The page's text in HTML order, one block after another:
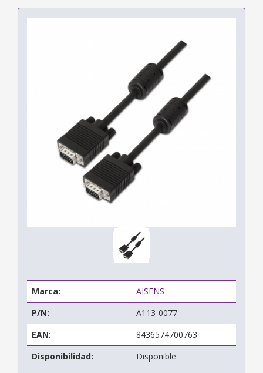
Marca:
AISENS
P/N:
A113-0077
EAN:
8436574700763
Disponibilidad:
Disponible